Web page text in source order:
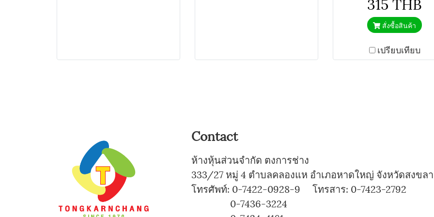
สั่งซื้อสินค้า
เปรียบเทียบ
Contact
ห้างหุ้นส่วนจำกัด ตงการช่าง
333/27 หมู่ 4 ตำบลคลองแห อำเภอหาดใหญ่ จังหวัดสงขลา
โทรศัพท์: 0-7422-0928-9 โทรสาร: 0-7423-2792
0-7436-3224